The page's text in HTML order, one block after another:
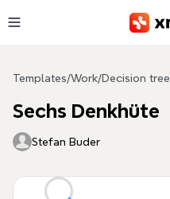
Templates/Work/Decision tree
Sechs Denkhüte
Stefan Buder